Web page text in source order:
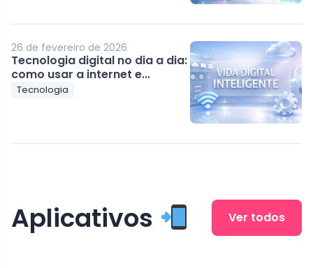
26 de fevereiro de 2026
Tecnologia digital no dia a dia:
como usar a internet e...
Tecnologia
Aplicativos Ver todos